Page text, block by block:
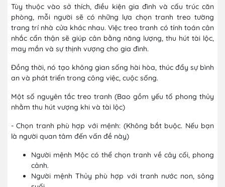
Tùy thuộc vào sở thích, điều kiện gia đình và cấu trúc căn
phòng, mỗi người sẽ có những lựa chọn tranh treo tường
trang trí nhà cửa khác nhau. Việc treo tranh có tính toán cân
nhắc cẩn thận sẽ giúp cân bằng năng lượng, thu hút tài lộc,
may mắn và sự thịnh vượng cho gia đình.
Đồng thời, nó tạo không gian sống hài hòa, thúc đẩy sự bình
an và phát triển trong công việc, cuộc sống.
Một số nguyên tắc treo tranh (Bao gồm yếu tố phong thủy
nhằm thu hút vượng khi và tài lộc)
- Chọn tranh phù hợp với mệnh: (Không bắt buộc. Nếu bạn
là người quan tâm đến vấn đề này)
Người mệnh Mộc có thể chọn tranh về cây cối, phong
cảnh.
Người mệnh Thủy phù hợp với tranh nước non, sông